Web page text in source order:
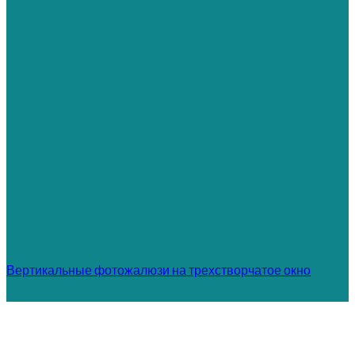
Вертикальные фотожалюзи на трехстворчатое окно